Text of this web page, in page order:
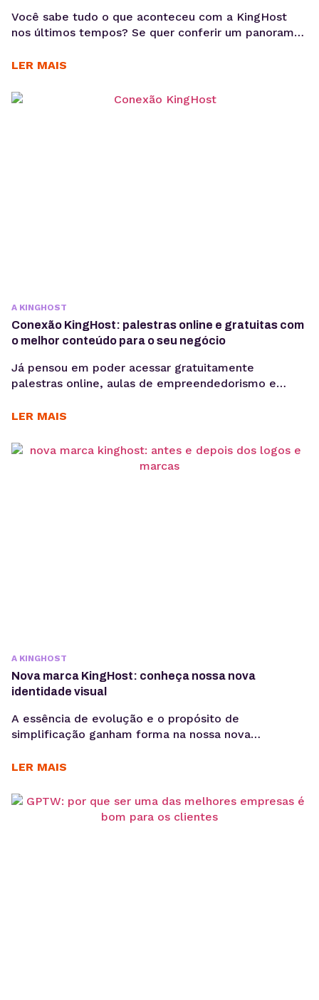
Você sabe tudo o que aconteceu com a KingHost
nos últimos tempos? Se quer conferir um panorama
realizadas, você está no lugar certo. Nos últimos
empresas de hospedagem de sites e serviços online
LER MAIS
A KINGHOST
Conexão KingHost: palestras online e gratuitas com
o melhor conteúdo para o seu negócio
Já pensou em poder acessar gratuitamente
palestras online, aulas de empreendedorismo e
do mercado? Então, te apresentamos o novo
conteúdos de valor para o seu negócio. São diversas
aulas em formato de vídeo com foco em
LER MAIS
A KINGHOST
Nova marca KingHost: conheça nossa nova
identidade visual
A essência de evolução e o propósito de
simplificação ganham forma na nossa nova
todos nossos clientes para criar, promover e crescer
KingHost. É possível levar inspiração para todos
saberem que ter um negócio digital pode ser mais
LER MAIS